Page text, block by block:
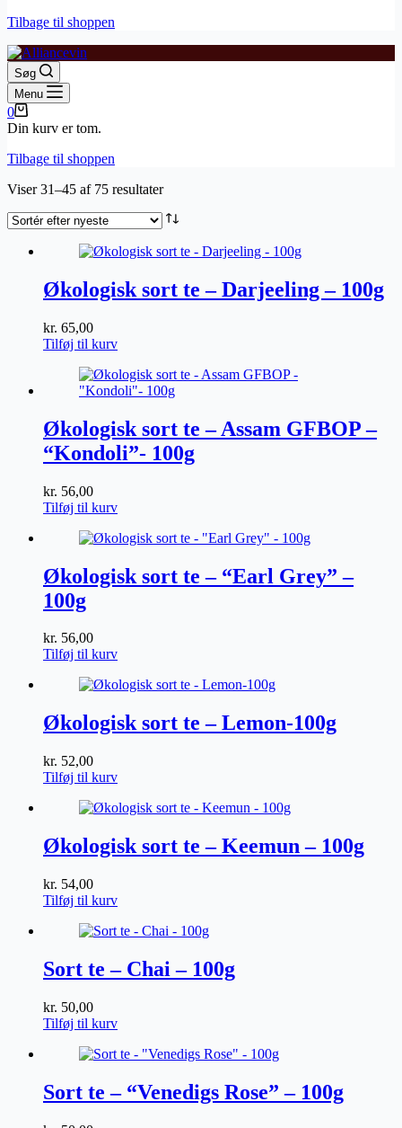
Tilbage til shoppen
Søg
Menu
Indkøbskurv
0
Din kurv er tom.
Tilbage til shoppen
Viser 31–45 af 75 resultaterSorteret
seneste
Økologisk sort te – Darjeeling – 100g
kr. 65,00
Tilføj til kurv
Økologisk sort te – Assam GFBOP –
“Kondoli”- 100g
kr. 56,00
Tilføj til kurv
Økologisk sort te – “Earl Grey” –
100g
kr. 56,00
Tilføj til kurv
Økologisk sort te – Lemon-100g
kr. 52,00
Tilføj til kurv
Økologisk sort te – Keemun – 100g
kr. 54,00
Tilføj til kurv
Sort te – Chai – 100g
kr. 50,00
Tilføj til kurv
Sort te – “Venedigs Rose” – 100g